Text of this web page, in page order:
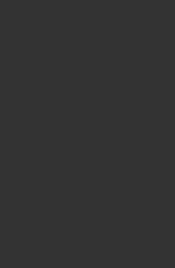
ィンドブレーカー